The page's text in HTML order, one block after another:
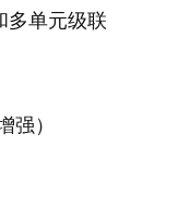
多单元级联
强）